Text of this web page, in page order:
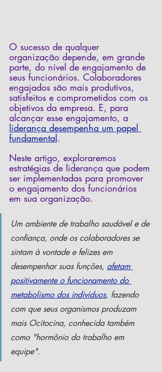
O sucesso de qualquer
organização depende, em grande
parte, do nível de engajamento de
seus funcionários. Colaboradores
engajados são mais produtivos,
satisfeitos e comprometidos com os
objetivos da empresa. E, para
alcançar esse engajamento, a
liderança desempenha um papel
fundamental.
Neste artigo, exploraremos
estratégias de liderança que podem
ser implementadas para promover
o engajamento dos funcionários
em sua organização.
Um ambiente de trabalho saudável e de
confiança, onde os colaboradores se
sintam à vontade e felizes em
desempenhar suas funções, afetam
positivamente o funcionamento do
metabolismo dos indivíduos, fazendo
com que seus organismos produzam
mais Ocitocina, conhecida também
como "hormônio do trabalho em
equipe".